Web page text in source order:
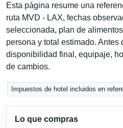
Esta página resume una
ruta MVD - LAX, fechas
seleccionada, plan de
persona y total estimado. Antes
disponibilidad final, equipaje,
de cambios.
Impuestos de hotel incluidos en
Lo que compras